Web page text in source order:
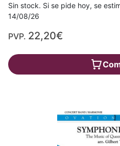
Sin stock. Si se pide hoy, se
14/08/26
PVP. 22,20€